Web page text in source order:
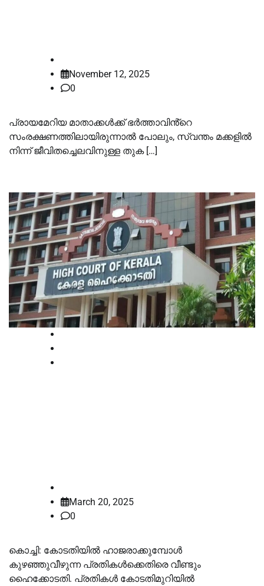
November 12, 2025
0
പ്രായമേറിയ മാതാക്കള്‍ക്ക് ഭർത്താവിൻ്റെ
സംരക്ഷണത്തിലായിരുന്നാല്‍ പോലും, സ്വന്തം മക്കളില്‍
നിന്ന് ജീവിതച്ചെലവിനുള്ള തുക […]
March 20, 2025
0
കൊച്ചി: കോടതിയില്‍ ഹാജരാക്കുമ്പോള്‍
കുഴഞ്ഞുവീഴുന്ന പ്രതികള്‍ക്കെതിരെ വീണ്ടും
ഹൈക്കോടതി. പ്രതികള്‍ കോടതിമുറിയില്‍